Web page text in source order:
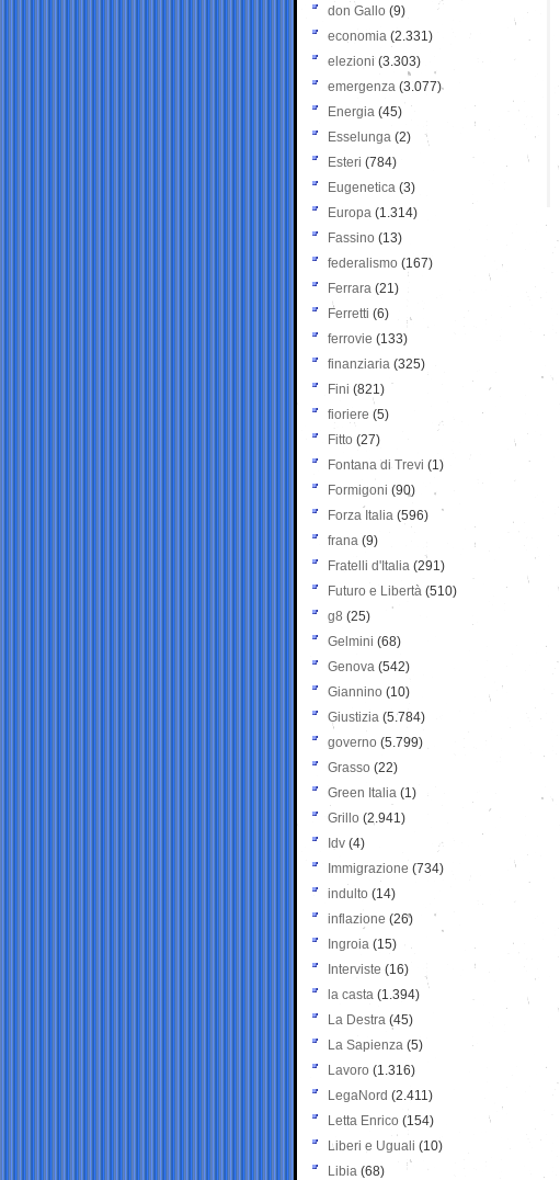
don Gallo (9)
economia (2.331)
elezioni (3.303)
emergenza (3.077)
Energia (45)
Esselunga (2)
Esteri (784)
Eugenetica (3)
Europa (1.314)
Fassino (13)
federalismo (167)
Ferrara (21)
Ferretti (6)
ferrovie (133)
finanziaria (325)
Fini (821)
fioriere (5)
Fitto (27)
Fontana di Trevi (1)
Formigoni (90)
Forza Italia (596)
frana (9)
Fratelli d'Italia (291)
Futuro e Libertà (510)
g8 (25)
Gelmini (68)
Genova (542)
Giannino (10)
Giustizia (5.784)
governo (5.799)
Grasso (22)
Green Italia (1)
Grillo (2.941)
Idv (4)
Immigrazione (734)
indulto (14)
inflazione (26)
Ingroia (15)
Interviste (16)
la casta (1.394)
La Destra (45)
La Sapienza (5)
Lavoro (1.316)
LegaNord (2.411)
Letta Enrico (154)
Liberi e Uguali (10)
Libia (68)